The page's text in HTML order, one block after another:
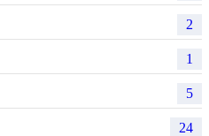
2
1
5
24